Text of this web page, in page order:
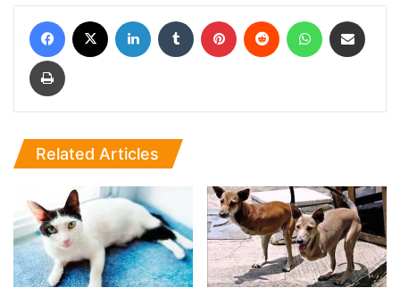
Facebook LinkedIn Tumblr Pinterest Reddit WhatsApp
Print
Related Articles